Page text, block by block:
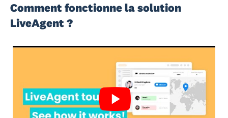
Comment fonctionne la solution
LiveAgent ?